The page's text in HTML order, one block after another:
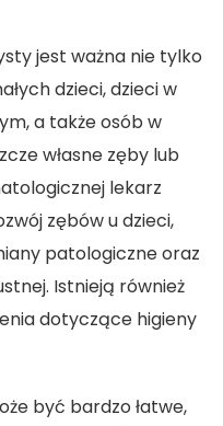
jest ważna nie tylko
dzieci, dzieci w
a także osób w
własne zęby lub
lekarz
zębów u dzieci,
patologiczne oraz
Istnieją również
dotyczące higieny
być bardzo łatwe,